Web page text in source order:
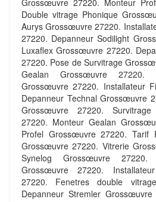
Grossœuvre 27220. Monteur
Double vitrage Phonique
Aurys Grossœuvre 27220.
27220. Depanneur Sodilight
Luxaflex Grossœuvre 27220.
27220. Pose de Survitrage
Gealan Grossœuvre 27220.
Grossœuvre 27220. Installateur
Depanneur Technal Grossœuvre
Grossœuvre 27220.
27220. Monteur Gealan
Profel Grossœuvre 27220. Tarif
Grossœuvre 27220. Vitrerie
Synelog Grossœuvre 27220.
Grossœuvre 27220.
27220. Fenetres double
Depanneur Stremler